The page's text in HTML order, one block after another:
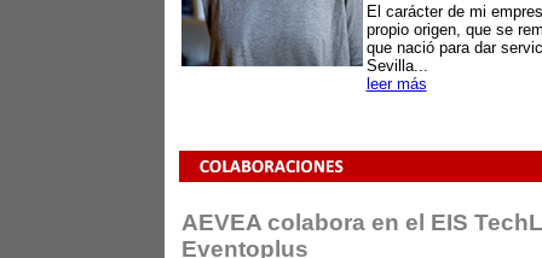
El carácter de mi
propio origen, que se
que nació para dar
Sevilla...
leer más
AEVEA colabora en el EIS
Eventoplus